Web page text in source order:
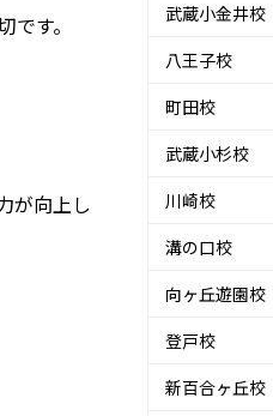
す。
が向上し
武蔵小金井校
八王子校
町田校
武蔵小杉校
川崎校
溝の口校
向ヶ丘遊園校
登戸校
新百合ヶ丘校